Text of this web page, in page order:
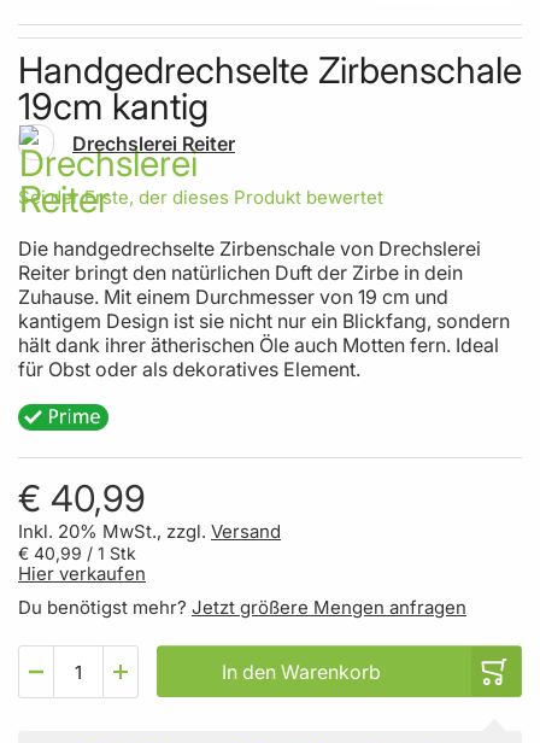
Skip to the beginning of the images gallery
Handgedrechselte Zirbenschale
19cm kantig
Drechslerei Reiter
Sei der Erste, der dieses Produkt bewertet
Die handgedrechselte Zirbenschale von Drechslerei
Reiter bringt den natürlichen Duft der Zirbe in dein
Zuhause. Mit einem Durchmesser von 19 cm und
kantigem Design ist sie nicht nur ein Blickfang, sondern
hält dank ihrer ätherischen Öle auch Motten fern. Ideal
für Obst oder als dekoratives Element.
€ 40,99
Inkl. 20% MwSt., zzgl. Versand
€ 40,99 / 1 Stk
Hier verkaufen
Du benötigst mehr? Jetzt größere Mengen anfragen
In den Warenkorb